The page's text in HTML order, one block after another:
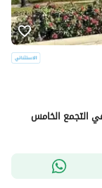
التجمع الخامس